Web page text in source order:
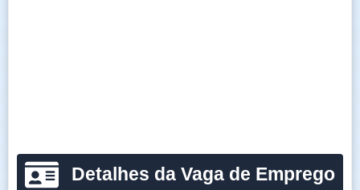
Detalhes da Vaga de Emprego